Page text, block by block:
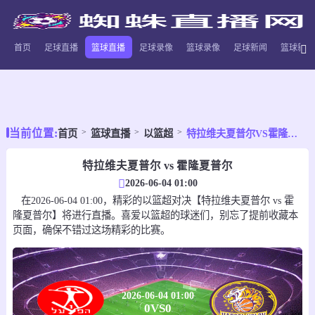
首页 足球直播 篮球直播 足球录像 篮球录像 足球新闻 篮球新闻
当前位置:首页 篮球直播 以篮超 特拉维夫夏普尔VS霍隆夏普尔
特拉维夫夏普尔 vs 霍隆夏普尔
2026-06-04 01:00
在2026-06-04 01:00，精彩的以篮超对决【特拉维夫夏普尔 vs 霍
隆夏普尔】将进行直播。喜爱以篮超的球迷们，别忘了提前收藏本
页面，确保不错过这场精彩的比赛。
2026-06-04 01:00
0VS0